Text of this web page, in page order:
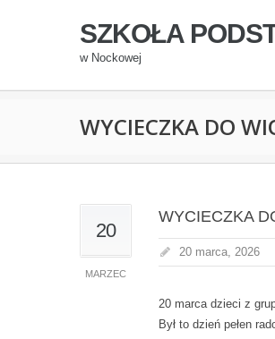
SZKOŁA
w Nockowej
WYCIECZKA DO
20
MARZEC
WYCIECZKA
20 marca, 2026
20 marca dzieci z
Był to dzień pełen